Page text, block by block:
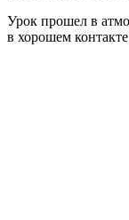
Урок прошел в
в хорошем